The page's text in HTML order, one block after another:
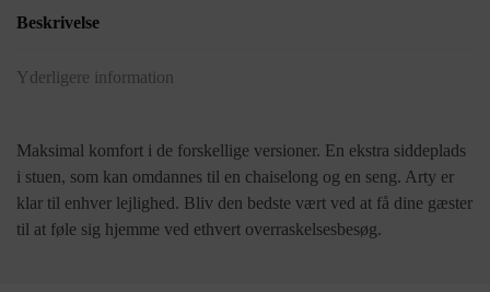
Beskrivelse
Yderligere information
Maksimal komfort i de forskellige versioner. En ekstra siddeplads
i stuen, som kan omdannes til en chaiselong og en seng. Arty er
klar til enhver lejlighed. Bliv den bedste vært ved at få dine gæster
til at føle sig hjemme ved ethvert overraskelsesbesøg.